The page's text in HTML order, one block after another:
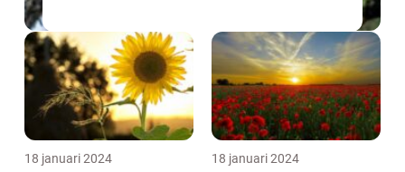
18 januari 2024 18 januari 2024